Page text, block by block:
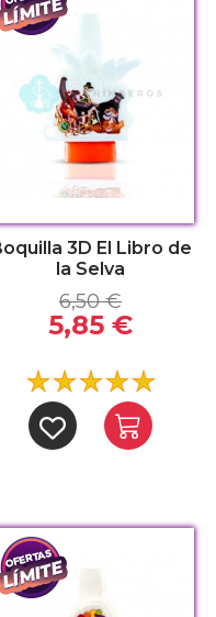
3D El Libro de
la Selva
6,50 €
5,85 €